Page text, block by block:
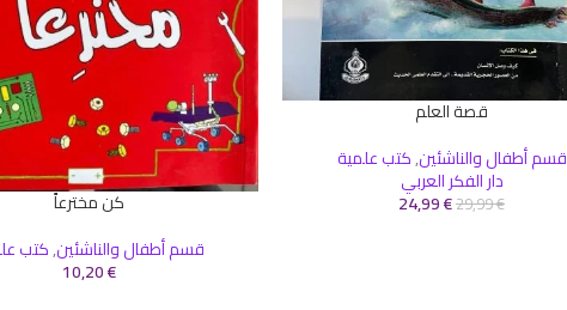
قصة العلم
قسم أطفال والناشئين,كتب علمية
دار الفكر العربي
29,99€
24,99€
كن مخترعاً
قسم أطفال والناشئين,كتب
10,20€